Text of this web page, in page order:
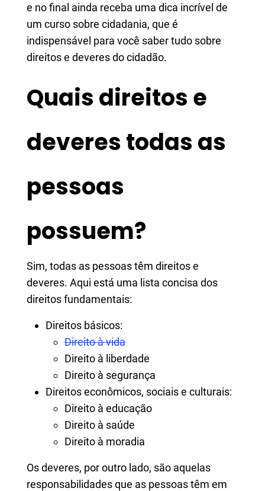
e no final ainda receba uma dica incrível de
um curso sobre cidadania, que é
indispensável para você saber tudo sobre
direitos e deveres do cidadão.
Quais direitos e
deveres todas as
pessoas
possuem?
Sim, todas as pessoas têm direitos e
deveres. Aqui está uma lista concisa dos
direitos fundamentais:
Direitos básicos:
Direito à vida
Direito à liberdade
Direito à segurança
Direitos econômicos, sociais e culturais:
Direito à educação
Direito à saúde
Direito à moradia
Os deveres, por outro lado, são aquelas
responsabilidades que as pessoas têm em